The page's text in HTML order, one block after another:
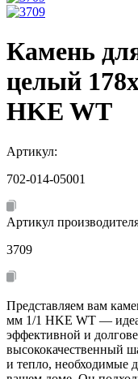
Камень
целый
HKE WT
Артикул:
702-014-05001
Артикул
3709
Представляем вам
мм 1/1 HKE WT —
эффективной и
высококачественный
и тепло, необходимые